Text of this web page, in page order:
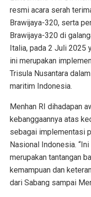
resmi acara serah
Brawijaya-320, serta
Brawijaya-320 di
Italia, pada 2 Juli 2025
ini merupakan
Trisula Nusantara
maritim Indonesia.
Menhan RI dihadapan
kebanggaannya atas
sebagai implementasi
Nasional Indonesia.
merupakan tantangan
kemampuan dan
dari Sabang sampai